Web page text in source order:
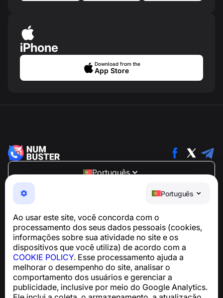
Português
Ao usar este site, você concorda com o
processamento dos seus dados pessoais (cookies,
informações sobre sua atividade no site e os
dispositivos que você utiliza) de acordo com a
COOKIE POLICY. Esse processamento ajuda a
melhorar o desempenho do site, analisar o
comportamento dos usuários e gerenciar a
publicidade, inclusive por meio do Google Analytics.
iPhone
Download from the
App Store
Português
NumBuster © 2013—2026 ·
support@numbuster.com
Um app fácil de usar que protege você contra golpes
Para dúvidas sobre conformidade com a GDPR:
support@numbuster.com
Central de Ajuda
Notícias e Artigos
Sobre o projeto
Contatos